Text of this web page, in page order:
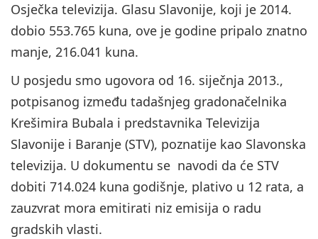
Osječka televizija. Glasu Slavonije, koji je 2014.
dobio 553.765 kuna, ove je godine pripalo znatno
manje, 216.041 kuna.
U posjedu smo ugovora od 16. siječnja 2013.,
potpisanog između tadašnjeg gradonačelnika
Krešimira Bubala i predstavnika Televizija
Slavonije i Baranje (STV), poznatije kao Slavonska
televizija. U dokumentu se navodi da će STV
dobiti 714.024 kuna godišnje, plativo u 12 rata, a
zauzvrat mora emitirati niz emisija o radu
gradskih vlasti.